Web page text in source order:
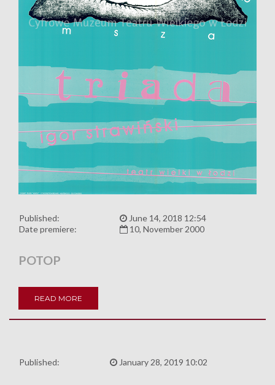
Published:
June 14, 2018 12:54
Date premiere:
10, November 2000
POTOP
READ MORE
Published: January 28, 2019 10:02